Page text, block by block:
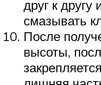
друг к другу
смазывать
После
высоты,